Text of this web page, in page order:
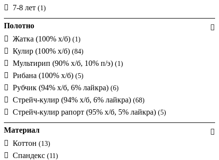
7-8 лет (1)
Полотно
Жатка (100% х/б) (1)
Кулир (100% х/б) (84)
Мультирип (90% х/б, 10% п/э) (1)
Рибана (100% х/б) (5)
Рубчик (94% х/б, 6% лайкра) (6)
Стрейч-кулир (94% х/б, 6% лайкра) (68)
Стрейч-кулир рапорт (95% х/б, 5% лайкра) (5)
Материал
Коттон (13)
Спандекс (11)